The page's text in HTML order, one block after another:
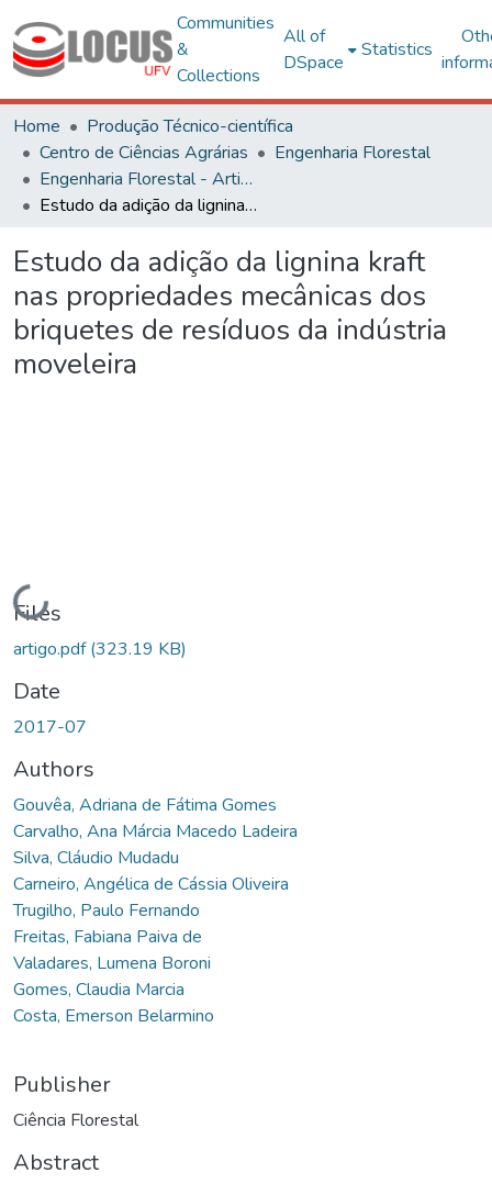
Communities
&
Collections
All of
DSpace
Statistics
Home
Produção Técnico-científica
Centro de Ciências Agrárias
Engenharia Florestal
Engenharia Florestal - Artigos
Estudo da adição da lignina kraft nas propriedades mecânicas dos briquetes de resíduos da indústria moveleira
Estudo da adição da lignina kraft
nas propriedades mecânicas dos
briquetes de resíduos da indústria
moveleira
Loading...
Files
artigo.pdf(323.19 KB)
Date
2017-07
Authors
Gouvêa, Adriana de Fátima Gomes
Carvalho, Ana Márcia Macedo Ladeira
Silva, Cláudio Mudadu
Carneiro, Angélica de Cássia Oliveira
Trugilho, Paulo Fernando
Freitas, Fabiana Paiva de
Valadares, Lumena Boroni
Gomes, Claudia Marcia
Costa, Emerson Belarmino
Publisher
Ciência Florestal
Abstract